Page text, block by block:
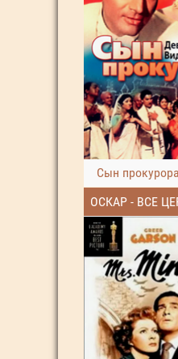
Сын
ОСКАР - ВСЕ